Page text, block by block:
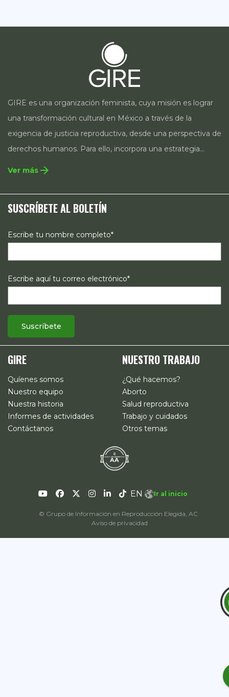
GIRE es una organización feminista, cuya misión es lograr
una transformación cultural en México a través de la
exigencia de justicia reproductiva, desde una perspectiva de
derechos humanos. Para ello, incorpora una estrategia
integral que contempla la incidencia en legislación y
estrategias de comunicación e investigación sobre el
estado de los derechos reproductivos en México.
Ver más arrow_forward
SUSCRÍBETE AL BOLETÍN
Escribe tu nombre completo*
Escribe aquí tu correo electrónico*
GIRE
Quíenes somos
Nuestro equipo
Nuestra historia
Informes de actividades
Contáctanos
NUESTRO TRABAJO
¿Qué hacemos?
Aborto
Salud reproductiva
Trabajo y cuidados
Otros temas
© Grupo de Información en Reproducción Elegida, AC
Aviso de privacidad
EN Ir al inicio